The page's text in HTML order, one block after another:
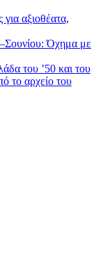
αξιοθέατα,
Όχημα με
του ’50 και του
το αρχείο του